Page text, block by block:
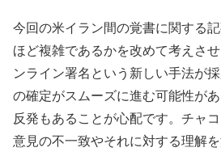
今回の米イラン間の覚書に関する
ほど複雑であるかを改めて考えさ
ンライン署名という新しい手法が
の確定がスムーズに進む可能性が
反発もあることが心配です。チャ
意見の不一致やそれに対する理解